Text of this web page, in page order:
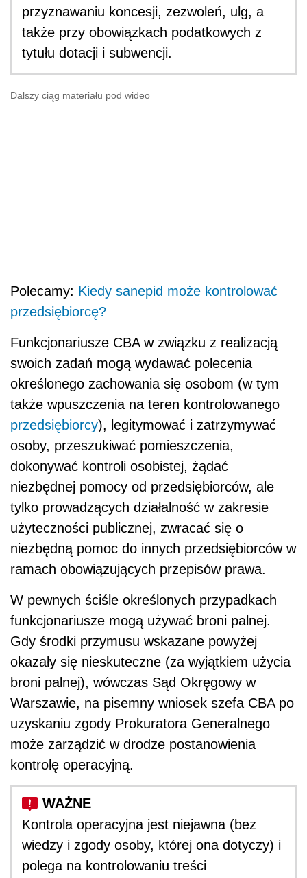
przyznawaniu koncesji, zezwoleń, ulg, a
także przy obowiązkach podatkowych z
tytułu dotacji i subwencji.
Dalszy ciąg materiału pod wideo
Polecamy: Kiedy sanepid może kontrolować
przedsiębiorcę?
Funkcjonariusze CBA w związku z realizacją
swoich zadań mogą wydawać polecenia
określonego zachowania się osobom (w tym
także wpuszczenia na teren kontrolowanego
przedsiębiorcy), legitymować i zatrzymywać
osoby, przeszukiwać pomieszczenia,
dokonywać kontroli osobistej, żądać
niezbędnej pomocy od przedsiębiorców, ale
tylko prowadzących działalność w zakresie
użyteczności publicznej, zwracać się o
niezbędną pomoc do innych przedsiębiorców w
ramach obowiązujących przepisów prawa.
W pewnych ściśle określonych przypadkach
funkcjonariusze mogą używać broni palnej.
Gdy środki przymusu wskazane powyżej
okazały się nieskuteczne (za wyjątkiem użycia
broni palnej), wówczas Sąd Okręgowy w
Warszawie, na pisemny wniosek szefa CBA po
uzyskaniu zgody Prokuratora Generalnego
może zarządzić w drodze postanowienia
kontrolę operacyjną.
Kontrola operacyjna jest niejawna (bez
wiedzy i zgody osoby, której ona dotyczy) i
polega na kontrolowaniu treści